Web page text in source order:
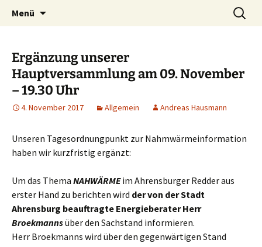
Interessenvertretung
Ahrensburger Kamp e. V.
Ahrensburg, Schleswig-Holstein
Menü
Suchen
nach:
Ergänzung unserer
Hauptversammlung am 09. November
– 19.30 Uhr
4. November 2017 Allgemein Andreas Hausmann
Unseren Tagesordnungpunkt zur Nahmwärmeinformation
haben wir kurzfristig ergänzt:
Um das Thema NAHWÄRME im Ahrensburger Redder aus
erster Hand zu berichten wird der von der Stadt
Ahrensburg beauftragte Energieberater Herr
Broekmannsüber den Sachstand informieren.
Herr Broekmanns wird über den gegenwärtigen Stand